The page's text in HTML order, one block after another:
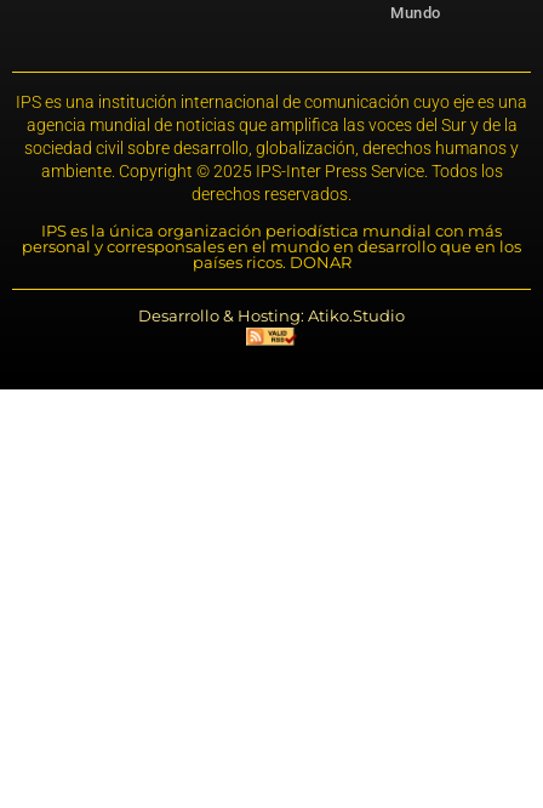
Mundo
IPS es una institución internacional de comunicación cuyo eje es una
agencia mundial de noticias que amplifica las voces del Sur y de la
sociedad civil sobre desarrollo, globalización, derechos humanos y
ambiente. Copyright © 2025 IPS-Inter Press Service. Todos los
derechos reservados.
IPS es la única organización periodística mundial con más
personal y corresponsales en el mundo en desarrollo que en los
países ricos. DONAR
Desarrollo & Hosting: Atiko.Studio